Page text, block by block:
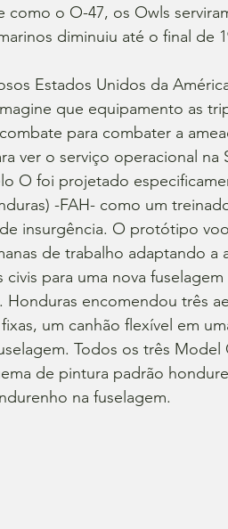
como o O-47, os Owls
diminuiu até o final de
Estados Unidos da
que equipamento as
para combater a
ver o serviço operacional
O foi projetado
-FAH- como um
insurgência. O protótipo
de trabalho adaptando a
civis para uma nova
Honduras encomendou três
um canhão flexível em
Todos os três
de pintura padrão
na fuselagem.